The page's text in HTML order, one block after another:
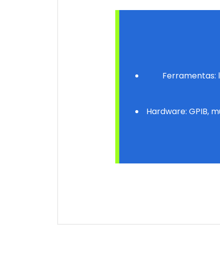
Ferramentas:
Hardware: GPIB,